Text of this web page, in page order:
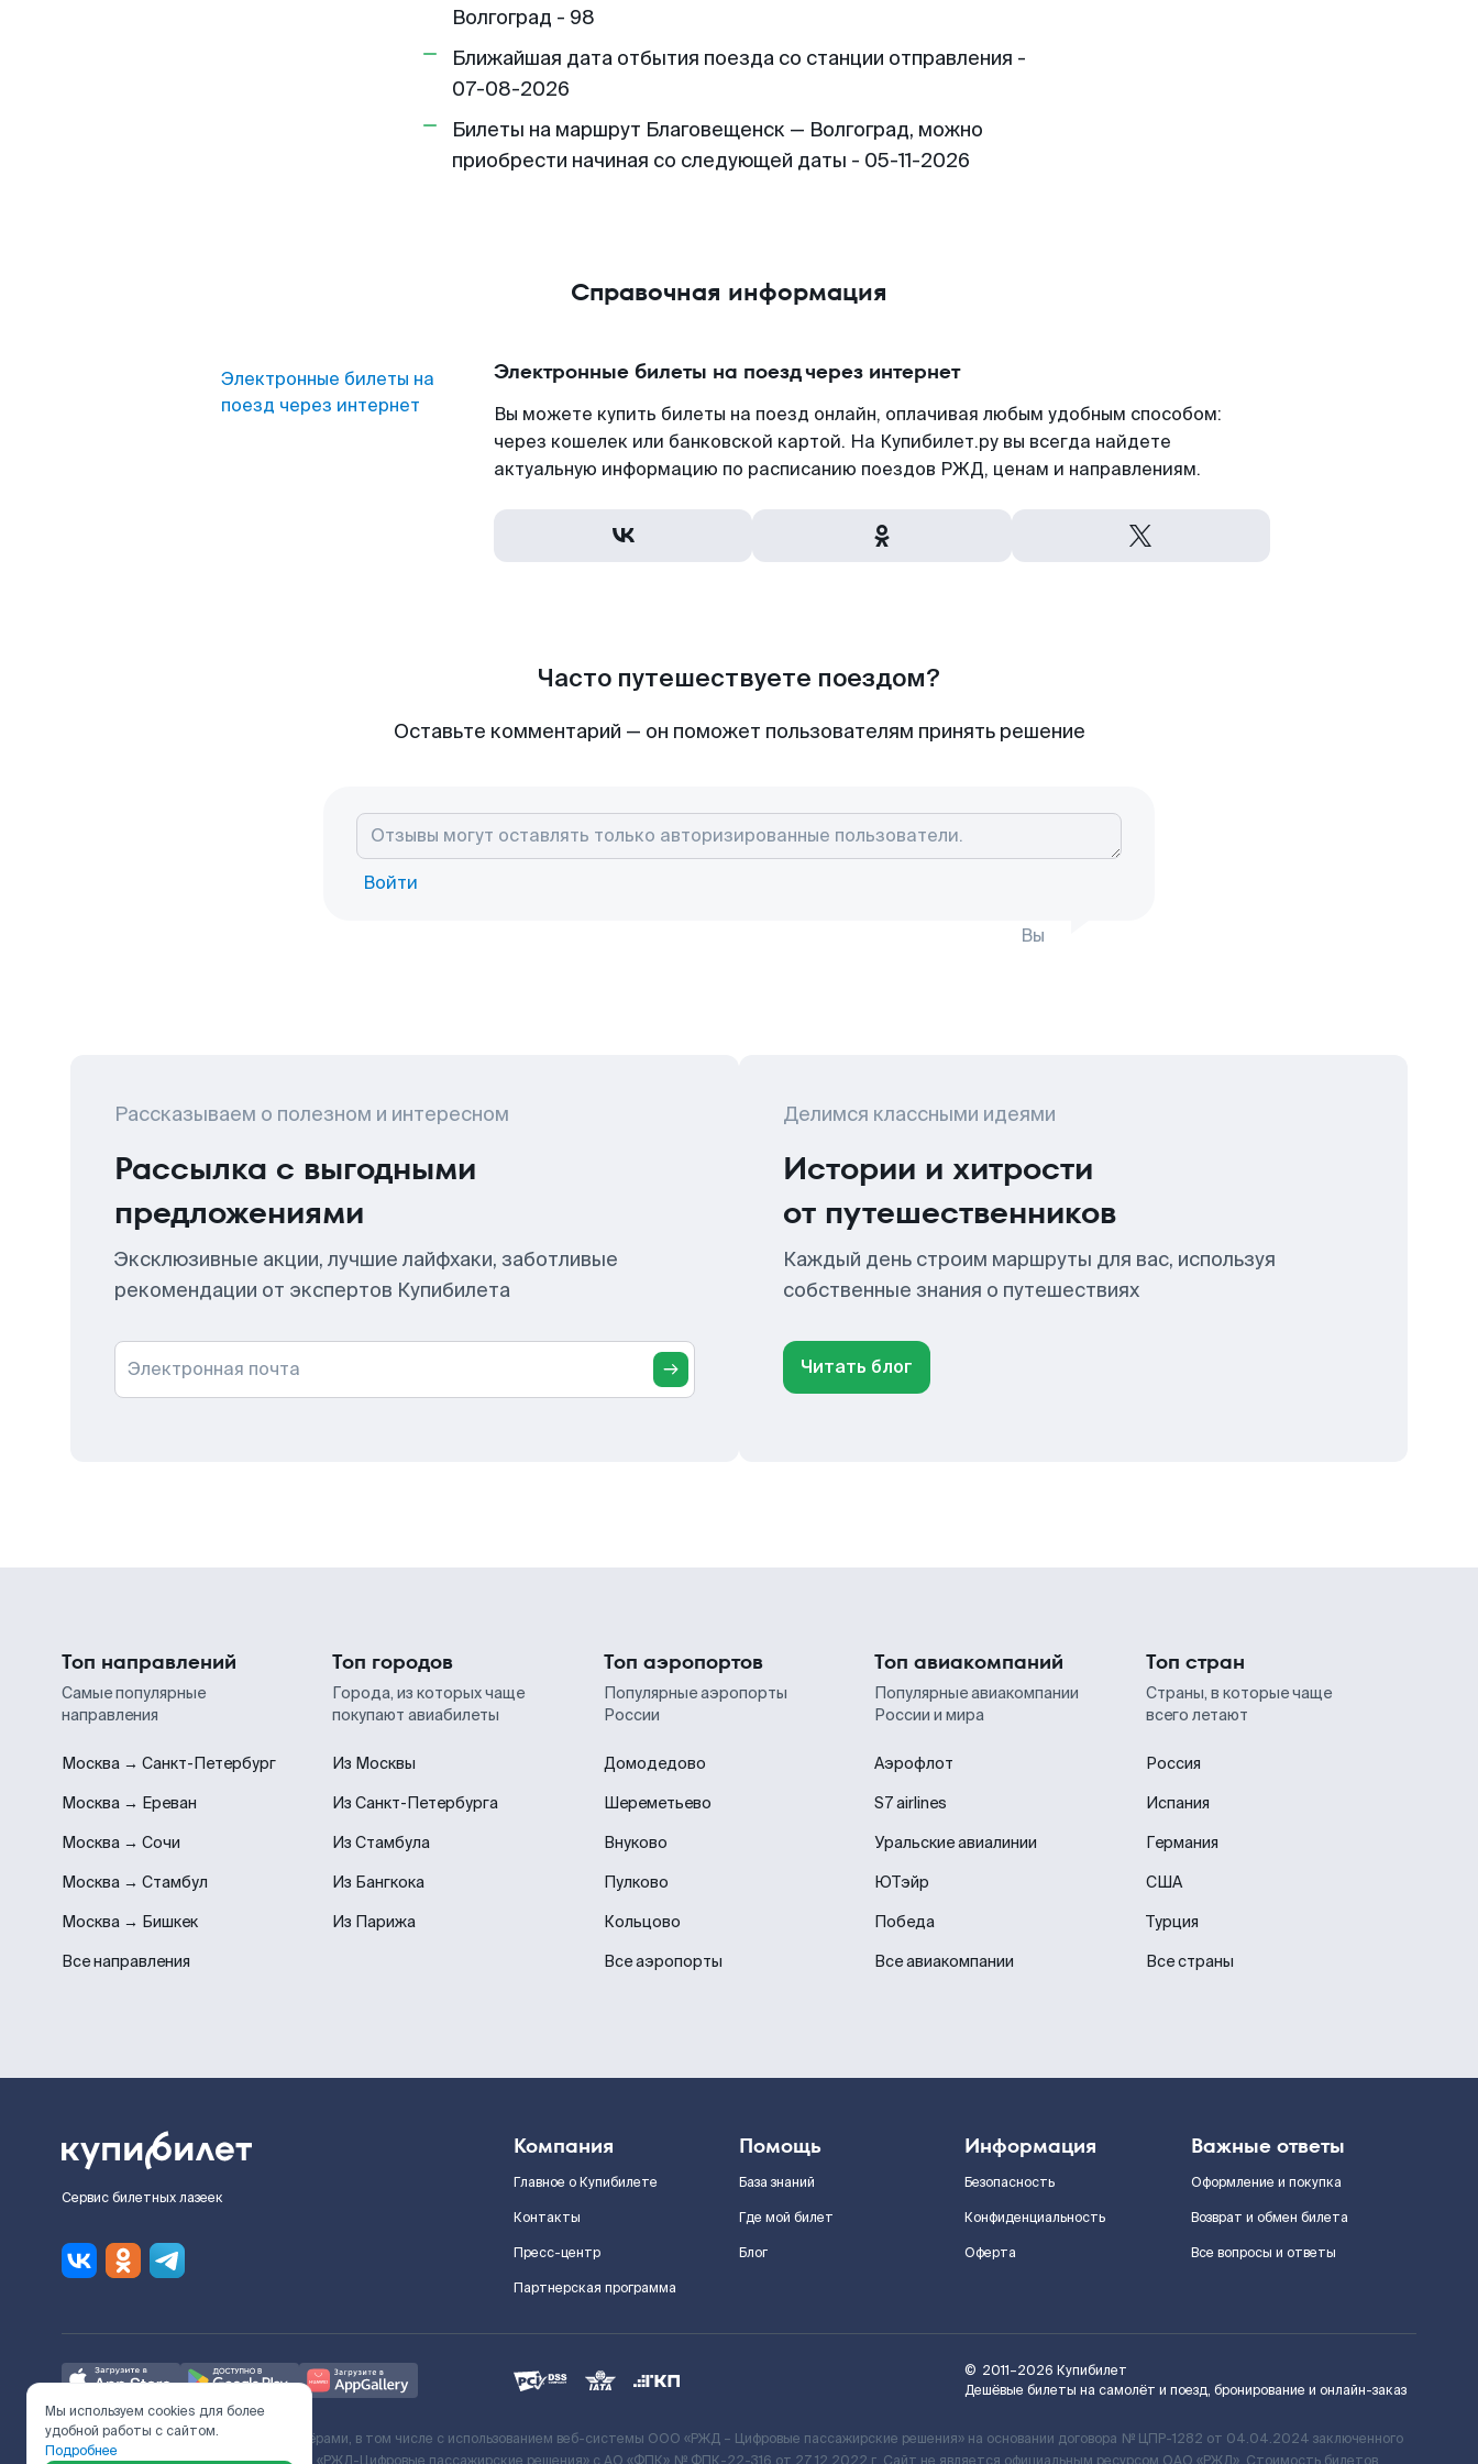
Волгоград - 98
Ближайшая дата отбытия поезда со станции отправления -
07-08-2026
Билеты на маршрут Благовещенск — Волгоград, можно
приобрести начиная со следующей даты - 05-11-2026
Справочная информация
Электронные билеты на
поезд через интернет
Электронные билеты на поезд через интернет
Вы можете купить билеты на поезд онлайн, оплачивая любым удобным способом:
через кошелек или банковской картой. На Купибилет.ру вы всегда найдете
актуальную информацию по расписанию поездов РЖД, ценам и направлениям.
Часто путешествуете поездом?
Оставьте комментарий — он поможет пользователям принять решение
Войти
Вы
Рассказываем о полезном и интересном
Рассылка с выгодными
предложениями
Эксклюзивные акции, лучшие лайфхаки, заботливые
рекомендации от экспертов Купибилета
Электронная почта
Делимся классными идеями
Истории и хитрости
от путешественников
Каждый день строим маршруты для вас, используя
собственные знания о путешествиях
Читать блог
Топ направлений
Самые популярные
направления
Москва → Санкт-Петербург
Москва → Ереван
Москва → Сочи
Москва → Стамбул
Москва → Бишкек
Все направления
Топ городов
Города, из которых чаще
покупают авиабилеты
Из Москвы
Из Санкт-Петербурга
Из Стамбула
Из Бангкока
Из Парижа
Топ аэропортов
Популярные аэропорты
России
Домодедово
Шереметьево
Внуково
Пулково
Кольцово
Все аэропорты
Топ авиакомпаний
Популярные авиакомпании
России и мира
Аэрофлот
S7 airlines
Уральские авиалинии
ЮТэйр
Победа
Все авиакомпании
Топ стран
Страны, в которые чаще
всего летают
Россия
Испания
Германия
США
Турция
Все страны
Сервис билетных лазеек
Компания
Главное о Купибилете
Контакты
Пресс-центр
Партнерская программа
Помощь
База знаний
Где мой билет
Блог
Информация
Безопасность
Конфиденциальность
Оферта
Важные ответы
Оформление и покупка
Возврат и обмен билета
Все вопросы и ответы
© 2011–2026 Купибилет
Дешёвые билеты на самолёт и поезд, бронирование и онлайн-заказ
Ж/Д билеты предоставляются партнёрами, в том числе с использованием веб-системы ООО «РЖД – Цифровые пассажирские решения» на основании договора № ЦПР-1282 от 04.04.2024 заключенного
Мы используем cookies для более
удобной работы с сайтом.
Подробнее